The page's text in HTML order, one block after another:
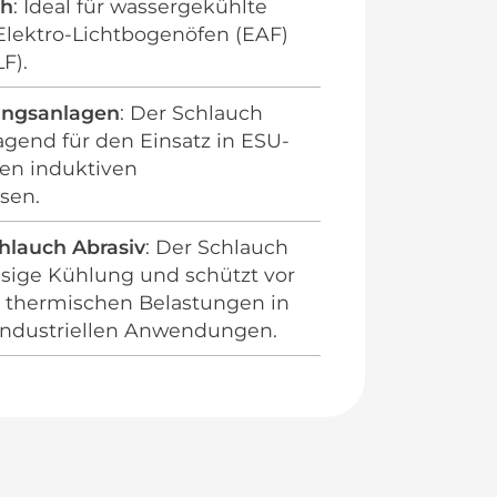
: Ideal für wassergekühlte
Lichtbogenöfen (EAF)
: Der Schlauch
für den Einsatz in ESU-
induktiven
Abrasiv: Der Schlauch
Kühlung und schützt vor
Belastungen in
Anwendungen.